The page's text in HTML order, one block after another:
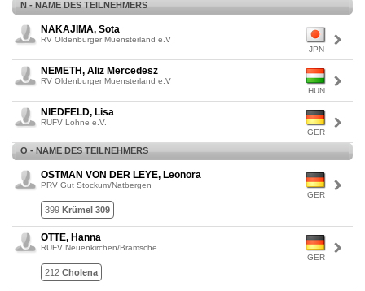
N - NAME DES TEILNEHMERS
JPN
NAKAJIMA, Sota
RV Oldenburger Muensterland e.V
HUN
NEMETH, Aliz Mercedesz
RV Oldenburger Muensterland e.V
GER
NIEDFELD, Lisa
RUFV Lohne e.V.
O - NAME DES TEILNEHMERS
GER
OSTMAN VON DER LEYE, Leonora
PRV Gut Stockum/Natbergen
399 Krümel 309
GER
OTTE, Hanna
RUFV Neuenkirchen/Bramsche
212 Cholena